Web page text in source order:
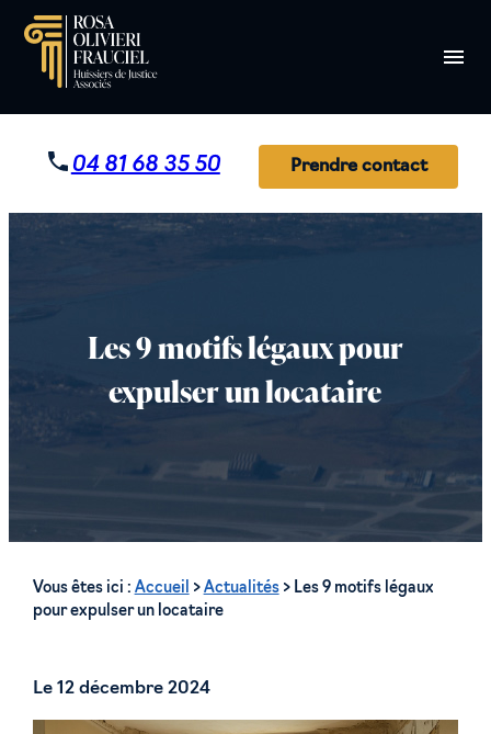
menu
04 81 68 35 50 Prendre contact
Les 9 motifs légaux pour
expulser un locataire
Vous êtes ici : Accueil > Actualités> Les 9 motifs légaux
pour expulser un locataire
Le 12 décembre 2024
Panneau de gestion des cookies